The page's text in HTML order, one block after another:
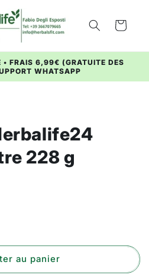
Panier
• FRAIS 6,99€ (GRATUITE DES
WHATSAPP
228 g
au panier